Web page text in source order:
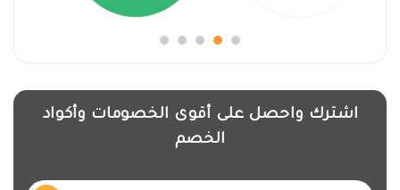
اشترك واحصل على أقوى الخصومات وأكواد
الخصم